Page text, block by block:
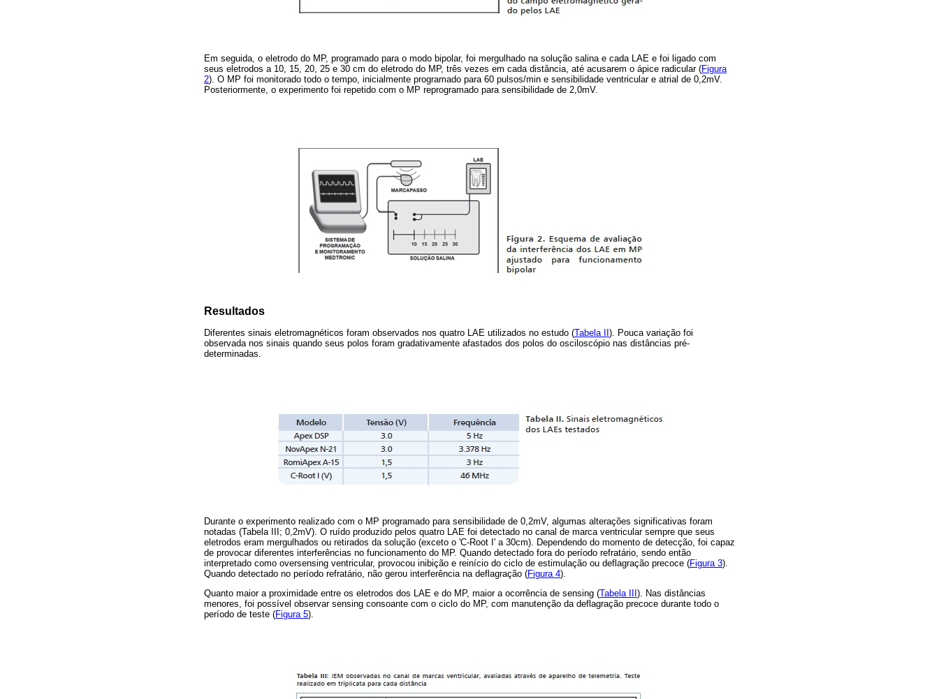
Em seguida, o eletrodo do MP, programado para o modo bipolar, foi mergulhado na solução salina e cada LAE e foi ligado com
seus eletrodos a 10, 15, 20, 25 e 30 cm do eletrodo do MP, três vezes em cada distância, até acusarem o ápice radicular (Figura
2). O MP foi monitorado todo o tempo, inicialmente programado para 60 pulsos/min e sensibilidade ventricular e atrial de 0,2mV.
Posteriormente, o experimento foi repetido com o MP reprogramado para sensibilidade de 2,0mV.
Resultados
Diferentes sinais eletromagnéticos foram observados nos quatro LAE utilizados no estudo (Tabela II). Pouca variação foi
observada nos sinais quando seus polos foram gradativamente afastados dos polos do osciloscópio nas distâncias pré-
determinadas.
Durante o experimento realizado com o MP programado para sensibilidade de 0,2mV, algumas alterações significativas foram
notadas (Tabela III; 0,2mV). O ruído produzido pelos quatro LAE foi detectado no canal de marca ventricular sempre que seus
eletrodos eram mergulhados ou retirados da solução (exceto o 'C-Root I' a 30cm). Dependendo do momento de detecção, foi capaz
de provocar diferentes interferências no funcionamento do MP. Quando detectado fora do período refratário, sendo então
interpretado como oversensing ventricular, provocou inibição e reinício do ciclo de estimulação ou deflagração precoce (Figura 3).
Quando detectado no período refratário, não gerou interferência na deflagração (Figura 4).
Quanto maior a proximidade entre os eletrodos dos LAE e do MP, maior a ocorrência de sensing (Tabela III ). Nas distâncias
menores, foi possível observar sensing consoante com o ciclo do MP, com manutenção da deflagração precoce durante todo o
período de teste (Figura 5).